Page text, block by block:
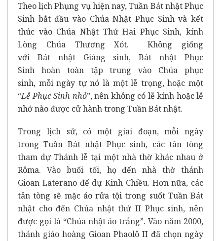
Theo lịch Phụng vụ hiện nay, Tuần Bát nhật Phục
Sinh bắt đầu vào Chúa Nhật Phục Sinh và kết
thúc vào Chúa Nhật Thứ Hai Phục Sinh, kính
Lòng Chúa Thương Xót. Không giống
với Bát nhật Giáng sinh, Bát nhật Phục
Sinh hoàn toàn tập trung vào Chúa phục
sinh, mỗi ngày tự nó là một lễ trọng, hoặc một
“Lễ Phục Sinh nhỏ”, nên không có lễ kính hoặc lễ
nhớ nào được cử hành trong Tuần Bát nhật.
Trong lịch sử, có một giai đoạn, mỗi ngày
trong Tuần Bát nhật Phục sinh, các tân tòng
tham dự Thánh lễ tại một nhà thờ khác nhau ở
Rôma. Vào buổi tối, họ đến nhà thờ thánh
Gioan Laterano để dự Kinh Chiều. Hơn nữa, các
tân tòng sẽ mặc áo rửa tội trong suốt Tuần Bát
nhật cho đến Chúa nhật thứ II Phục sinh, nên
được gọi là “Chúa nhật áo trắng”. Vào năm 2000,
thánh giáo hoàng Gioan Phaolô II đã chọn ngày